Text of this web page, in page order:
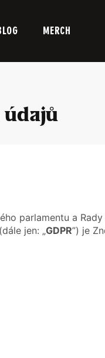
MERCH
parlamentu a
jen: „GDPR”) je